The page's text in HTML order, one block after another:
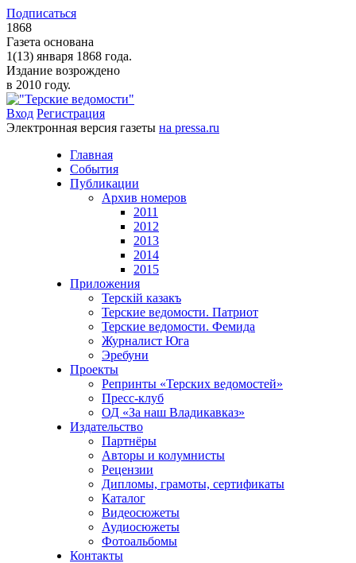
Подписаться
1868
Газета основана
1(13) января 1868 года.
Издание возрождено
в 2010 году.
Вход Регистрация
Электронная версия газеты на pressa.ru
Главная
События
Публикации
Архив номеров
2011
2012
2013
2014
2015
Приложения
Терскiй казакъ
Терские ведомости. Патриот
Терские ведомости. Фемида
Журналист Юга
Эребуни
Проекты
Репринты «Терских ведомостей»
Пресс-клуб
ОД «За наш Владикавказ»
Издательство
Партнёры
Авторы и колумнисты
Рецензии
Дипломы, грамоты, сертификаты
Каталог
Видеосюжеты
Аудиосюжеты
Фотоальбомы
Контакты